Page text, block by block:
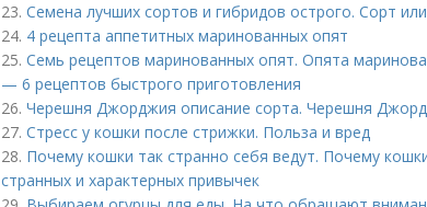
23. Семена лучших сортов и гибридов острого. Сорт
24. 4 рецепта аппетитных маринованных опят
25. Семь рецептов маринованных опят. Опята
— 6 рецептов быстрого приготовления
26. Черешня Джорджия описание сорта. Черешня
27. Стресс у кошки после стрижки. Польза и вред
28. Почему кошки так странно себя ведут. Почему
странных и характерных привычек